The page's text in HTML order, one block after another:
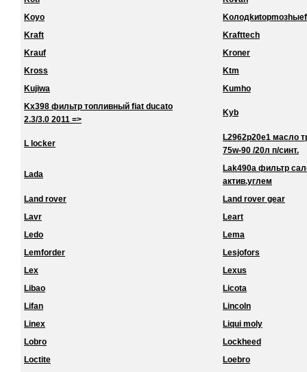
Koyo
Kraft
Krafttech
Krauf
Kroner
Kross
Ktm
Kujiwa
Kumho
Kx398 фильтр топливный fiat ducato
2.3/3.0 2011 =>
Kyb
L locker
L2962p20e1 масло
75w-90 /20л п/синт.
Lada
Lak490a фильтр
актив.углем
Land rover
Land rover gear
Lavr
Leart
Ledo
Lema
Lemforder
Lesjofors
Lex
Lexus
Libao
Licota
Lifan
Lincoln
Linex
Liqui moly
Lobro
Lockheed
Loctite
Loebro